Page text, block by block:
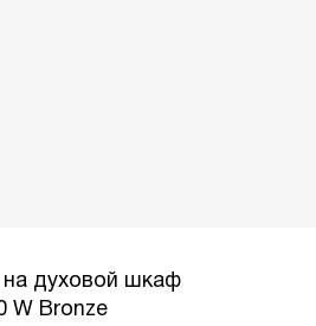
духовой шкаф
W Bronze